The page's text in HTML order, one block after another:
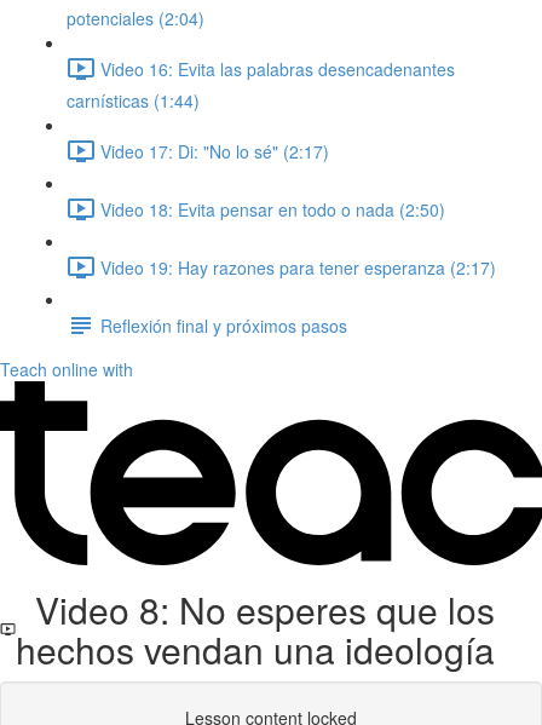
potenciales (2:04)
Video 16: Evita las palabras desencadenantes
carnísticas (1:44)
Video 17: Di: "No lo sé" (2:17)
Video 18: Evita pensar en todo o nada (2:50)
Video 19: Hay razones para tener esperanza (2:17)
Reflexión final y próximos pasos
Teach online with
Video 8: No esperes que los
hechos vendan una ideología
Lesson content locked